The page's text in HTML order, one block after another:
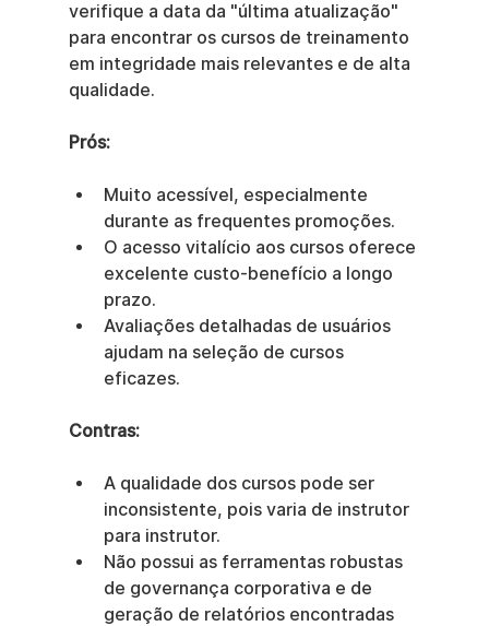
verifique a data da "última atualização"
para encontrar os cursos de treinamento
em integridade mais relevantes e de alta
qualidade.
Prós:
Muito acessível, especialmente
durante as frequentes promoções.
O acesso vitalício aos cursos oferece
excelente custo-benefício a longo
prazo.
Avaliações detalhadas de usuários
ajudam na seleção de cursos
eficazes.
Contras:
A qualidade dos cursos pode ser
inconsistente, pois varia de instrutor
para instrutor.
Não possui as ferramentas robustas
de governança corporativa e de
geração de relatórios encontradas